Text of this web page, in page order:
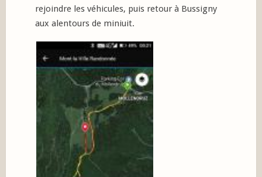
rejoindre les véhicules, puis retour à Bussigny
aux alentours de miniuit.